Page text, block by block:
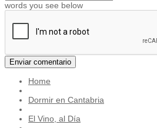
words you see below
Home
Dormir en Cantabria
El Vino, al Día